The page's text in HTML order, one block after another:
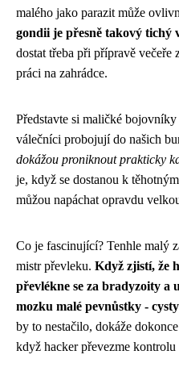
malého jako parazit může
gondii je přesně takový tichý
dostat třeba při přípravě večeře
práci na zahrádce.
Představte si maličké
válečníci probojují do našich
dokážou proniknout prakticky
je, když se dostanou k
můžou napáchat opravdu
Co je fascinující? Tenhle malý
mistr převleku. Když zjistí, že
převlékne se za bradyzoity a
mozku malé pevnůstky - cysty
by to nestačilo, dokáže
když hacker převezme kontrolu